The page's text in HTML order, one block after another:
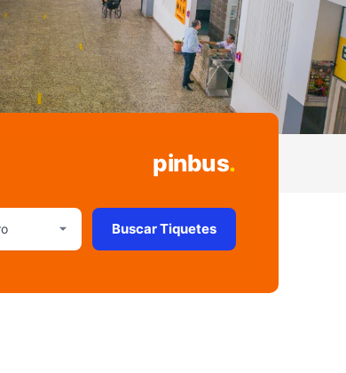
pinbus.
Buscar Tiquetes